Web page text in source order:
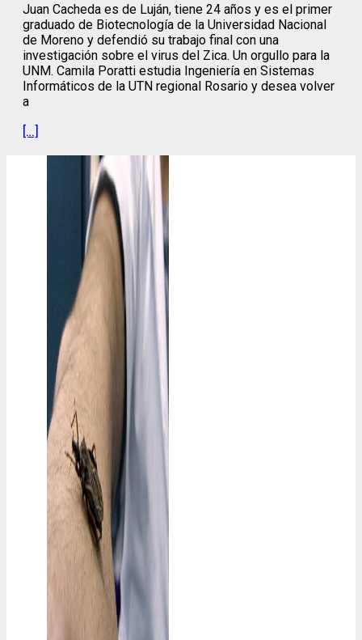
Juan Cacheda es de Luján, tiene 24 años y es el primer
graduado de Biotecnología de la Universidad Nacional
de Moreno y defendió su trabajo final con una
investigación sobre el virus del Zica. Un orgullo para la
UNM. Camila Poratti estudia Ingeniería en Sistemas
Informáticos de la UTN regional Rosario y desea volver
a
[…]